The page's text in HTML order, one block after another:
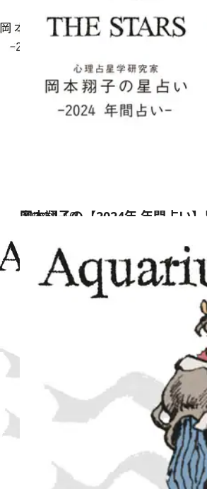
2024.1.10
岡本翔子の【2024年 年間占い
占い